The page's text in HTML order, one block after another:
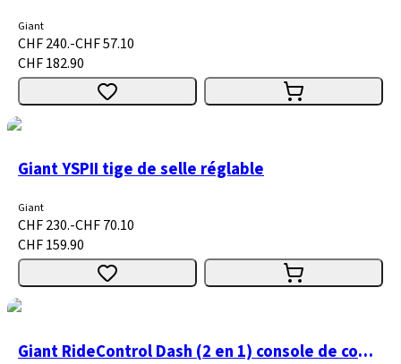
Giant
CHF 240.-CHF 57.10
CHF 182.90
Giant YSPII tige de selle réglable
Giant
CHF 230.-CHF 70.10
CHF 159.90
Giant RideControl Dash (2 en 1) console de commande avec écran